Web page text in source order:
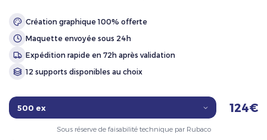
Création graphique 100% offerte
Maquette envoyée sous 24h
Expédition rapide en 72h après validation
12 supports disponibles au choix
124€
Sous réserve de faisabilité technique par Rubaco